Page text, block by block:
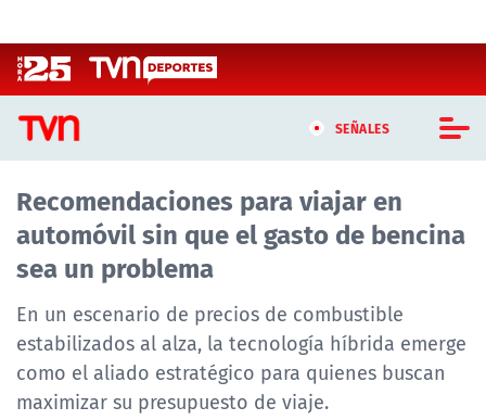
SEÑALES
CASTING MASTERCHEF CHILE
CASTING TVN VERTICAL
TVN PLAY
PROGRAMAS
Recomendaciones para viajar en
automóvil sin que el gasto de bencina
sea un problema
En un escenario de precios de combustible
estabilizados al alza, la tecnología híbrida emerge
como el aliado estratégico para quienes buscan
maximizar su presupuesto de viaje.